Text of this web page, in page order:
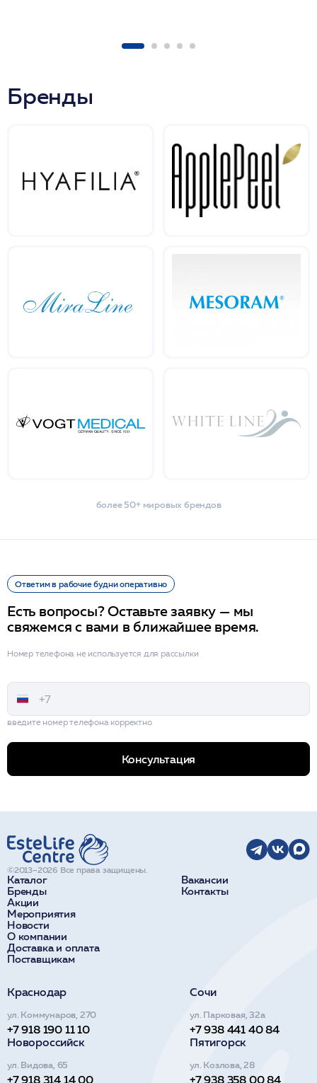
Бренды
более 50+ мировых брендов
Ответим в рабочие будни оперативно
Есть вопросы? Оставьте заявку — мы
свяжемся с вами в ближайшее время.
Номер телефона не используется для рассылки
введите номер телефона корректно
Консультация
Каталог
Бренды
Акции
Мероприятия
Новости
О компании
Доставка и оплата
Поставщикам
Вакансии
Контакты
©2013–2026 Все права защищены.
Краснодар
ул. Коммунаров, 270
+7 918 190 11 10
Сочи
ул. Парковая, 32а
+7 938 441 40 84
Новороссийск
ул. Видова, 65
+7 918 314 14 00
Пятигорск
ул. Козлова, 28
+7 938 358 00 84